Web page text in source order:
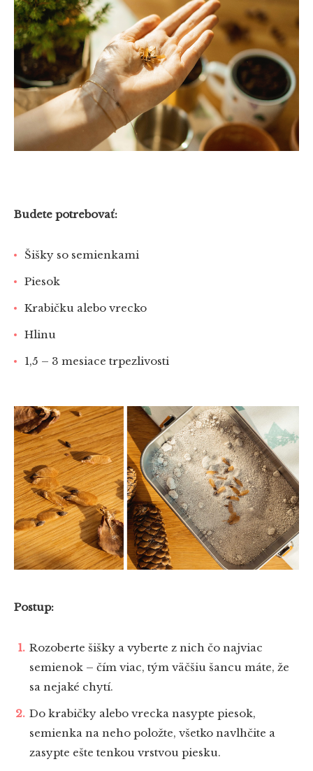
Budete potrebovať:
Šišky so semienkami
Piesok
Krabičku alebo vrecko
Hlinu
1,5 – 3 mesiace trpezlivosti
Postup:
Rozoberte šišky a vyberte z nich čo najviac
semienok – čím viac, tým väčšiu šancu máte, že
sa nejaké chytí.
Do krabičky alebo vrecka nasypte piesok,
semienka na neho položte, všetko navlhčite a
zasypte ešte tenkou vrstvou piesku.